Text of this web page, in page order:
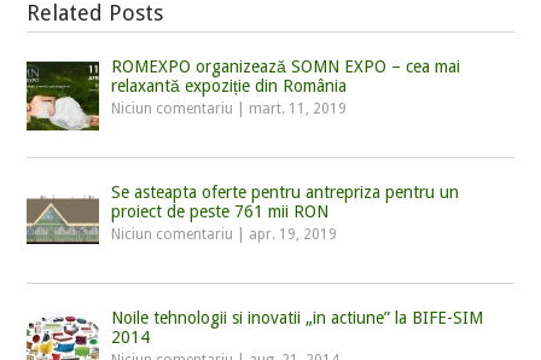
Related Posts
ROMEXPO organizează SOMN EXPO – cea mai
relaxantă expoziție din România
Niciun comentariu mart. 11, 2019
Se asteapta oferte pentru antrepriza pentru un
proiect de peste 761 mii RON
Niciun comentariu apr. 19, 2019
Noile tehnologii si inovatii „in actiune” la BIFE-SIM
2014